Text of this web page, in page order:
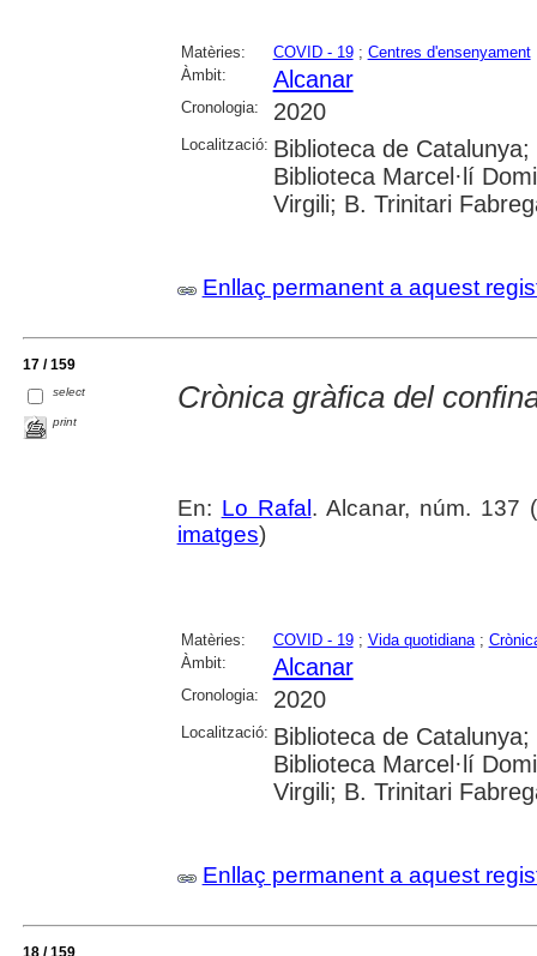
Matèries: COVID - 19; Centres d'ensenyament
Àmbit:
Alcanar
Cronologia: 2020
Localització: Biblioteca de
Biblioteca Marcel·lí
Virgili; B. Trinitari
Enllaç permanent a aquest
17 / 159
select
print
Crònica gràfica del
En: Lo Rafal . Alcanar, núm. 137
imatges)
Matèries: COVID - 19; Vida quotidiana;
Àmbit:
Alcanar
Cronologia: 2020
Localització: Biblioteca de
Biblioteca Marcel·lí
Virgili; B. Trinitari
Enllaç permanent a aquest
18 / 159